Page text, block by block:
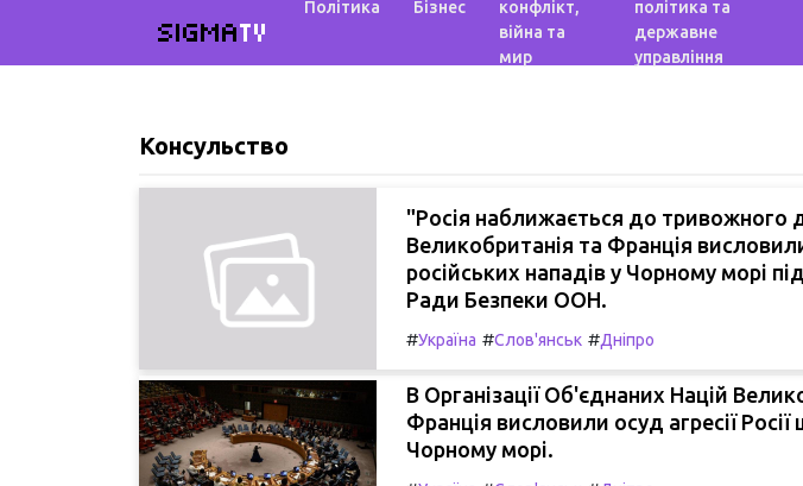
SIGMATV
Політика Бізнес
конфлікт,
війна та
мир
політика та
державне
управління
Консульство
"Росія наближається до тривожного
Великобританія та Франція
російських нападів у Чорному морі
Ради Безпеки ООН.
#Україна #Слов'янськ #Дніпро
В Організації Об'єднаних Націй
Франція висловили осуд агресії
Чорному морі.